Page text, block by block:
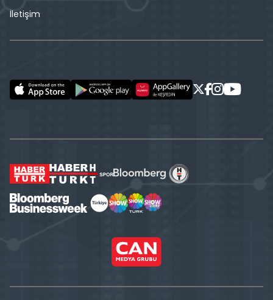
İletişim